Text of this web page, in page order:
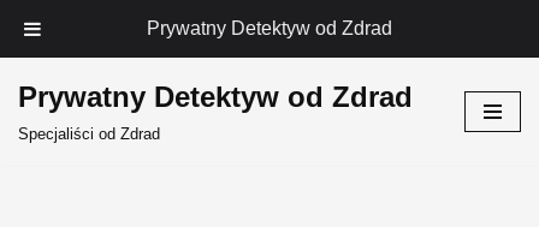
Prywatny Detektyw od Zdrad
Prywatny Detektyw od Zdrad
Specjaliści od Zdrad